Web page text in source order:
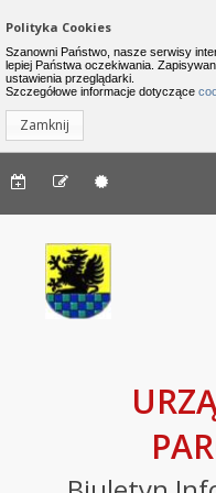
Urząd Gminy
Nawigacja do
Polityka Cookies
Szanowni Państwo, nasze serwisy
lepiej Państwa oczekiwania.
ustawienia przeglądarki.
Szczegółowe informacje dotyczące
Zamknij
Menu górne
Menu górne - edycja
Lewe menu
INFORMACJE
Komunikaty
Deklaracja
dostępności
Raport
stanie